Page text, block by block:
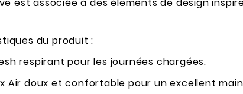
du produit :
respirant pour les journées chargées.
Air doux et confortable pour un excellent